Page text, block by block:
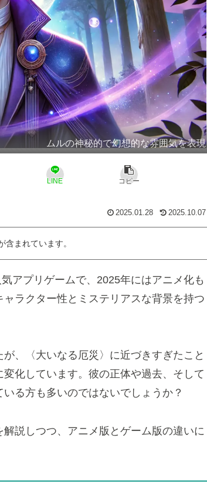
ムルの神秘的で幻想的な雰囲気を表現
LINE コピー
2025.01.28 2025.10.07
まれています。
アプリゲームで、2025年にはアニメ化も
ラクター性とミステリアスな背景を持つ
、〈大いなる厄災〉に近づきすぎたこと
化しています。彼の正体や過去、そして
る方も多いのではないでしょうか？
説しつつ、アニメ版とゲーム版の違いに